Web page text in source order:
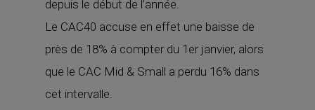
depuis le début de l’année.
Le CAC40 accuse en effet une baisse de
près de 18% à compter du 1er janvier, alors
que le CAC Mid & Small a perdu 16% dans
cet intervalle.